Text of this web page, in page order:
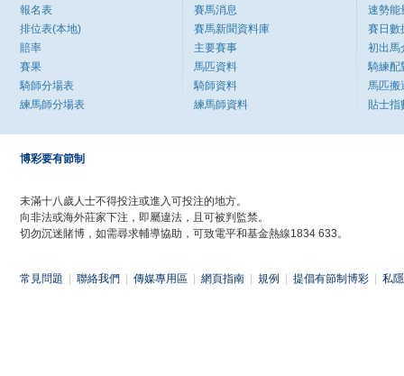
報名表
排位表(本地)
賠率
賽果
騎師分場表
練馬師分場表
賽馬消息
賽馬新聞資料庫
主要賽事
馬匹資料
騎師資料
練馬師資料
速勢能
賽日數
初出馬
騎練配
馬匹搬
貼士指
博彩要有節制
未滿十八歲人士不得投注或進入可投注的地方。
向非法或海外莊家下注，即屬違法，且可被判監禁。
切勿沉迷賭博，如需尋求輔導協助，可致電平和基金熱線1834 633。
常見問題 聯絡我們 傳媒專用區 網頁指南 規例 提倡有節制博彩 私